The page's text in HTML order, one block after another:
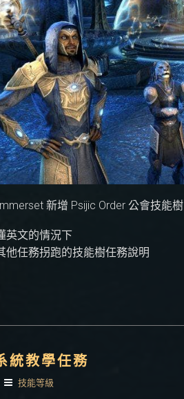
新增 Psijic Order 公會技能樹
英文的情況下
他任務拐跑的技能樹任務說明
統教學任務
技能等級